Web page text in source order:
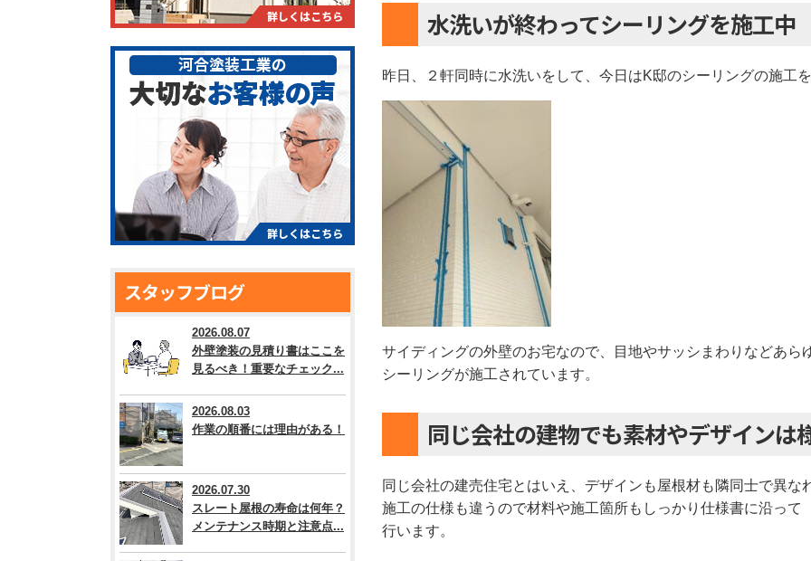
水洗いが終わってシーリングを施工中
昨日、２軒同時に水洗いをして、今日はK邸のシーリングの施工を
サイディングの外壁のお宅なので、目地やサッシまわりなどあら
シーリングが施工されています。
同じ会社の建物でも素材やデザインは
同じ会社の建売住宅とはいえ、デザインも屋根材も隣同士で異な
施工の仕様も違うので材料や施工箇所もしっかり仕様書に沿って
行います。
スタッフブログ
2026.08.07
外壁塗装の見積り書はここを
見るべき！重要なチェック...
2026.08.03
作業の順番には理由がある！
2026.07.30
スレート屋根の寿命は何年？
メンテナンス時期と注意点...